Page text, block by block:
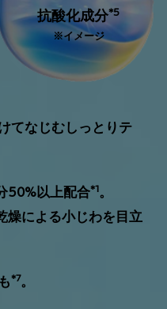
抗酸化成分*5
※イメージ
てなじむしっとりテ
50%以上配合*1。
燥による小じわを目立
*7。